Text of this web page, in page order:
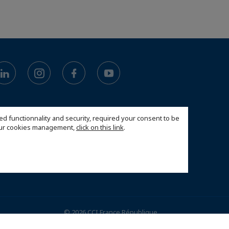
functionnality and security, required your consent to be
cookies management,click on this link.
© 2026 CCI France République